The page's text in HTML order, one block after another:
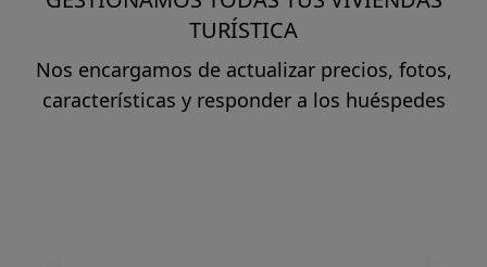
TURÍSTICA
Nos encargamos de actualizar precios, fotos,
características y responder a los huéspedes